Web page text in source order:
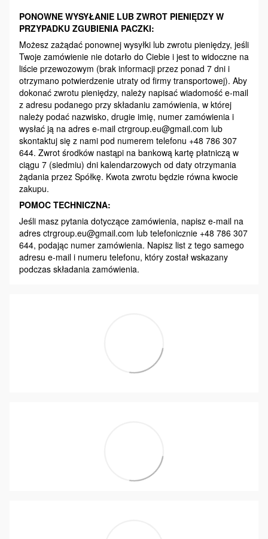
PONOWNE WYSYŁANIE LUB ZWROT PIENIĘDZY W
PRZYPADKU ZGUBIENIA PACZKI:
Możesz zażądać ponownej wysyłki lub zwrotu pieniędzy, jeśli
Twoje zamówienie nie dotarło do Ciebie i jest to widoczne na
liście przewozowym (brak informacji przez ponad 7 dni i
otrzymano potwierdzenie utraty od firmy transportowej). Aby
dokonać zwrotu pieniędzy, należy napisać wiadomość e-mail
z adresu podanego przy składaniu zamówienia, w której
należy podać nazwisko, drugie imię, numer zamówienia i
wysłać ją na adres e-mail ctrgroup.eu@gmail.com lub
skontaktuj się z nami pod numerem telefonu +48 786 307
644. Zwrot środków nastąpi na bankową kartę płatniczą w
ciągu 7 (siedmiu) dni kalendarzowych od daty otrzymania
żądania przez Spółkę. Kwota zwrotu będzie równa kwocie
zakupu.
POMOC TECHNICZNA:
Jeśli masz pytania dotyczące zamówienia, napisz e-mail na
adres ctrgroup.eu@gmail.com lub telefonicznie +48 786 307
644, podając numer zamówienia. Napisz list z tego samego
adresu e-mail i numeru telefonu, który został wskazany
podczas składania zamówienia.